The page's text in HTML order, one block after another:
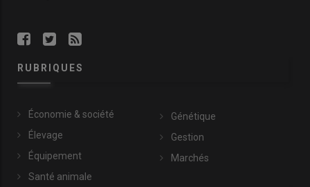
RUBRIQUES
Économie & société
Élevage
Équipement
Santé animale
Génétique
Gestion
Marchés